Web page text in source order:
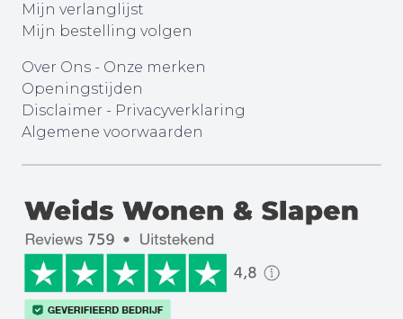
Mijn verlanglijst
Mijn bestelling volgen
Over Ons - Onze merken
Openingstijden
Disclaimer - Privacyverklaring
Algemene voorwaarden